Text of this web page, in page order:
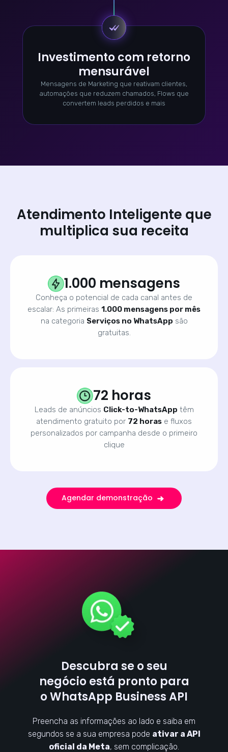
Investimento com retorno
mensurável
Mensagens de Marketing que reativam clientes,
automações que reduzem chamados, Flows que
convertem leads perdidos e mais
Atendimento Inteligente que
multiplica sua receita
1.000 mensagens
Conheça o potencial de cada canal antes de
escalar: As primeiras 1.000 mensagens por mês
na categoria Serviços no WhatsApp são
gratuitas.
72 horas
Leads de anúncios Click-to-WhatsApp têm
atendimento gratuito por 72 horas e fluxos
personalizados por campanha desde o primeiro
clique
Agendar demonstração
Descubra se o seu
negócio está pronto para
o WhatsApp Business API
Preencha as informações ao lado e saiba em
segundos se a sua empresa pode ativar a API
oficial da Meta, sem complicação.